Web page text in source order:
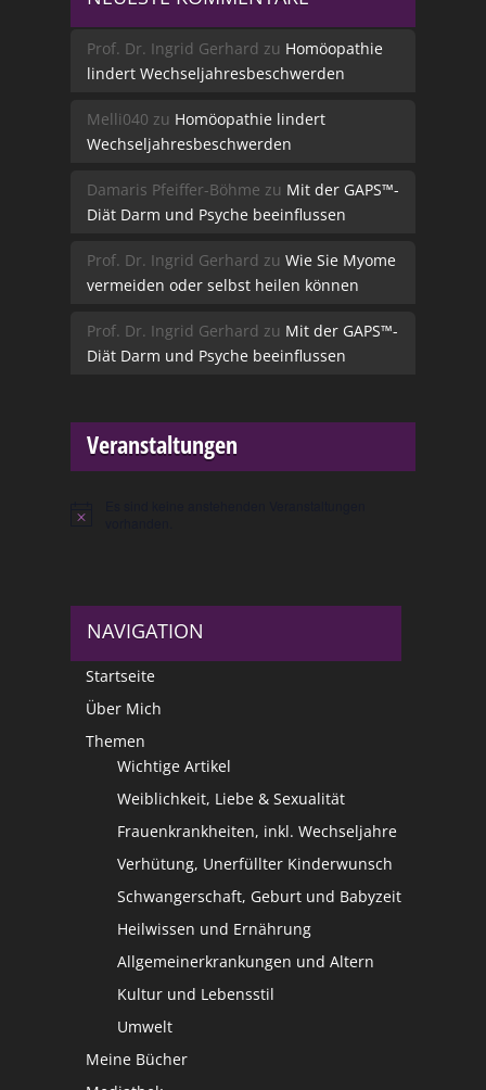
Prof. Dr. Ingrid Gerhard zu Homöopathie
lindert Wechseljahresbeschwerden
Melli040 zu Homöopathie lindert
Wechseljahresbeschwerden
Damaris Pfeiffer-Böhme zu Mit der GAPS™-
Diät Darm und Psyche beeinflussen
Prof. Dr. Ingrid Gerhard zu Wie Sie Myome
vermeiden oder selbst heilen können
Prof. Dr. Ingrid Gerhard zu Mit der GAPS™-
Diät Darm und Psyche beeinflussen
Veranstaltungen
Hinweis
NAVIGATION
Startseite
Über Mich
Themen
Wichtige Artikel
Weiblichkeit, Liebe & Sexualität
Frauenkrankheiten, inkl. Wechseljahre
Verhütung, Unerfüllter Kinderwunsch
Schwangerschaft, Geburt und Babyzeit
Heilwissen und Ernährung
Allgemeinerkrankungen und Altern
Kultur und Lebensstil
Umwelt
Meine Bücher